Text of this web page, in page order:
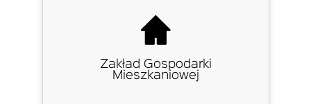
Zakład Gospodarki
Mieszkaniowej